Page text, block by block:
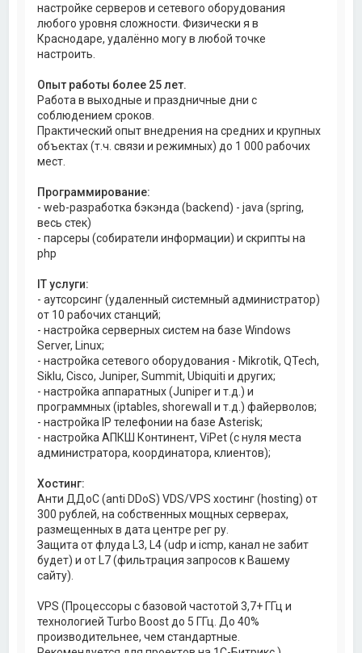
настройке серверов и сетевого оборудования
любого уровня сложности. Физически я в
Краснодаре, удалённо могу в любой точке
настроить.
Опыт работы более 25 лет.
Работа в выходные и праздничные дни с
соблюдением сроков.
Практический опыт внедрения на средних и крупных
объектах (т.ч. связи и режимных) до 1 000 рабочих
мест.
Программирование:
- web-разработка бэкэнда (backend) - java (spring,
весь стек)
- парсеры (собиратели информации) и скрипты на
php
IT услуги:
- аутсорсинг (удаленный системный администратор)
от 10 рабочих станций;
- настройка серверных систем на базе Windows
Server, Linux;
- настройка сетевого оборудования - Mikrotik, QTech,
Siklu, Cisco, Juniper, Summit, Ubiquiti и других;
- настройка аппаратных (Juniper и т.д.) и
программных (iptables, shorewall и т.д.) файерволов;
- настройка IP телефонии на базе Asterisk;
- настройка АПКШ Континент, ViPet (с нуля места
администратора, координатора, клиентов);
Хостинг:
Анти ДДоС (anti DDoS) VDS/VPS хостинг (hosting) от
300 рублей, на собственных мощных серверах,
размещенных в дата центре рег ру.
Защита от флуда L3, L4 (udp и icmp, канал не забит
будет) и от L7 (фильтрация запросов к Вашему
сайту).
VPS (Процессоры с базовой частотой 3,7+ ГГц и
технологией Turbo Boost до 5 ГГц. До 40%
производительнее, чем стандартные.